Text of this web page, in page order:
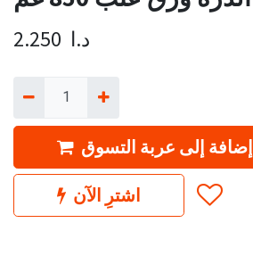
2.250 د.ا
إضافة إلى عربة التسوق
اشترِ الآن